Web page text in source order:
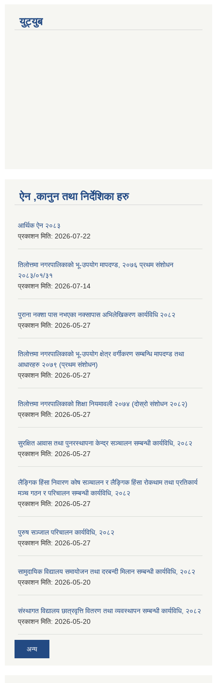
युट्युब
ऐन ,कानुन तथा निर्देशिका हरु
आर्थिक ऐन २०८३
प्रकाशन मिति: 2026-07-22
तिलोत्तमा नगरपालिकाको भू-उपयोग मापदण्ड, २०७६ प्रथम संशोधन
२०८३/०१/३१
प्रकाशन मिति: 2026-07-14
पुराना नक्शा पास नभएका नक्सापास अभिलेखिकरण कार्यविधि २०८२
प्रकाशन मिति: 2026-05-27
तिलोत्तमा नगरपालिकाको भू-उपयोग क्षेत्र वर्गीकरण सम्बन्धि मापदण्ड तथा
आधारहरु २०७९ (प्रथम संशोधन)
प्रकाशन मिति: 2026-05-27
तिलोत्तमा नगरपालिकाको शिक्षा नियमावली २०७४ (दोस्रो संशोधन २०८२)
प्रकाशन मिति: 2026-05-27
सुरक्षित आवास तथा पुनरस्थापना केन्द्र सञ्चालन सम्बन्धी कार्यविधि, २०८२
प्रकाशन मिति: 2026-05-27
लैङ्गिक हिंसा निवारण कोष सञ्चालन र लैङ्गिक हिंसा रोकथाम तथा प्रतिकार्य
मञ्च गठन र परिचालन सम्बन्धी कार्यविधि, २०८२
प्रकाशन मिति: 2026-05-27
पुरुष सञ्जाल परिचालन कार्यविधि, २०८२
प्रकाशन मिति: 2026-05-27
सामुदायिक विद्यालय समायोजन तथा दरबन्दी मिलान सम्बन्धी कार्यविधि, २०८२
प्रकाशन मिति: 2026-05-20
संस्थागत विद्यालय छात्रवृत्ति वितरण तथा व्यवस्थापन सम्बन्धी कार्यविधि, २०८२
प्रकाशन मिति: 2026-05-20
अन्य